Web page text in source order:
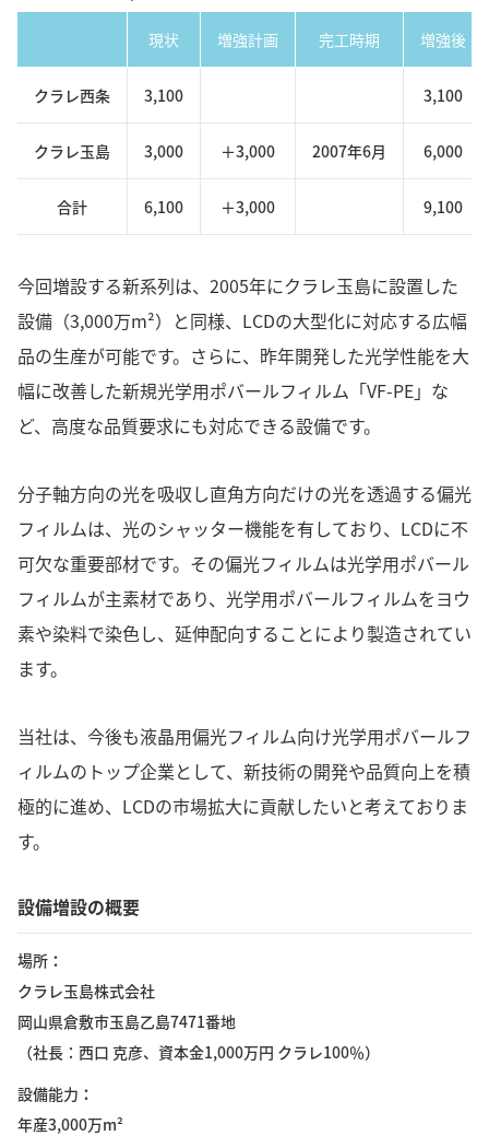
現状 増強計画 完工時期 増強後
クラレ西条 3,100 3,100
クラレ玉島 3,000 ＋3,000 2007年6月 6,000
合計 6,100 ＋3,000 9,100
今回増設する新系列は、2005年にクラレ玉島に設置した
設備（3,000万m²）と同様、LCDの大型化に対応する広幅
品の生産が可能です。さらに、昨年開発した光学性能を大
幅に改善した新規光学用ポバールフィルム「VF-PE」な
ど、高度な品質要求にも対応できる設備です。
分子軸方向の光を吸収し直角方向だけの光を透過する偏光
フィルムは、光のシャッター機能を有しており、LCDに不
可欠な重要部材です。その偏光フィルムは光学用ポバール
フィルムが主素材であり、光学用ポバールフィルムをヨウ
素や染料で染色し、延伸配向することにより製造されてい
ます。
当社は、今後も液晶用偏光フィルム向け光学用ポバールフ
ィルムのトップ企業として、新技術の開発や品質向上を積
極的に進め、LCDの市場拡大に貢献したいと考えておりま
す。
設備増設の概要
場所
クラレ玉島株式会社
岡山県倉敷市玉島乙島7471番地
（社長：西口 克彦、資本金1,000万円 クラレ100％）
設備能力
年産3,000万m²